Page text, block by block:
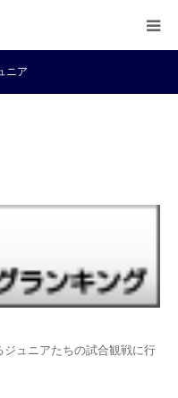
ニア
ュニアたちの試合観戦に行